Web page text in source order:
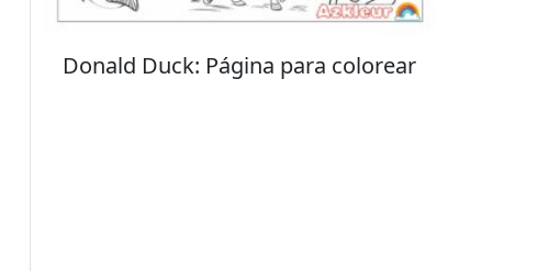
Stitch: Página para colorear